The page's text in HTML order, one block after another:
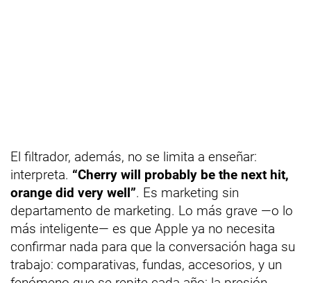
El filtrador, además, no se limita a enseñar:
interpreta. “Cherry will probably be the next hit,
orange did very well”. Es marketing sin
departamento de marketing. Lo más grave —o lo
más inteligente— es que Apple ya no necesita
confirmar nada para que la conversación haga su
trabajo: comparativas, fundas, accesorios, y un